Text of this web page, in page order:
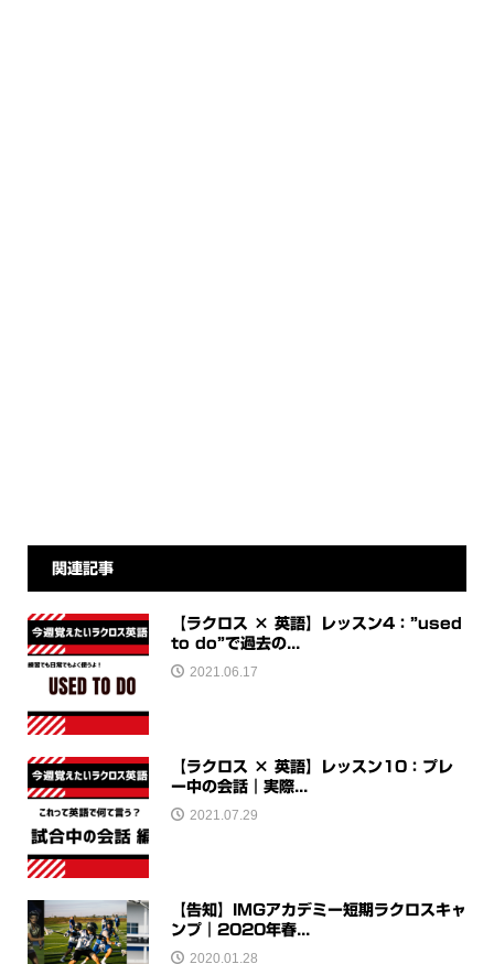
関連記事
【ラクロス × 英語】レッスン4：”used
to do”で過去の...
2021.06.17
【ラクロス × 英語】レッスン10：プレ
ー中の会話｜実際...
2021.07.29
【告知】IMGアカデミー短期ラクロスキャ
ンプ｜2020年春...
2020.01.28